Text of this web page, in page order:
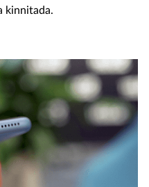
kinnitada.